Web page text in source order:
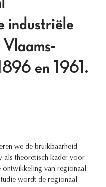
industriële
en 1961.
we de bruikbaarheid
als theoretisch kader voor
ontwikkeling van regionaal-
wordt de regionaal